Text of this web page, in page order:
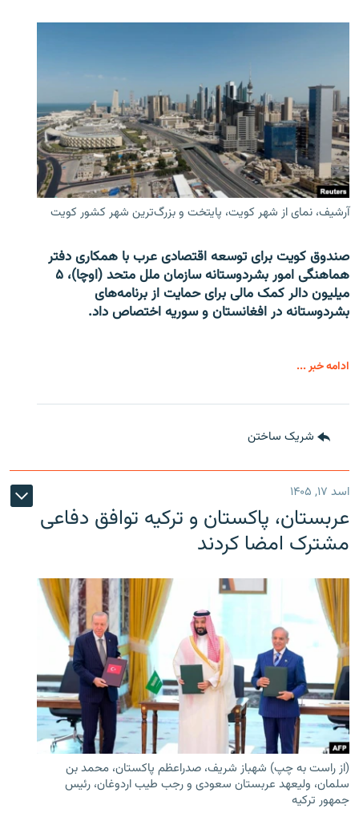
آرشیف، نمای از شهر کویت، پایتخت و بزرگ‌ترین شهر کشور کویت
صندوق کویت برای توسعه اقتصادی عرب با همکاری دفتر
هماهنگی امور بشردوستانه سازمان ملل متحد (اوچا)، ۵
میلیون دالر کمک مالی برای حمایت از برنامه‌های
بشردوستانه در افغانستان و سوریه اختصاص داد.
ادامه خبر ...
شریک ساختن
اسد ۱۷, ۱۴۰۵
عربستان، پاکستان و ترکیه توافق دفاعی
مشترک امضا کردند
(از راست به چپ) شهباز شریف، صدراعظم پاکستان، محمد بن
سلمان، ولیعهد عربستان سعودی و رجب طیب اردوغان، رئیس
جمهور ترکیه